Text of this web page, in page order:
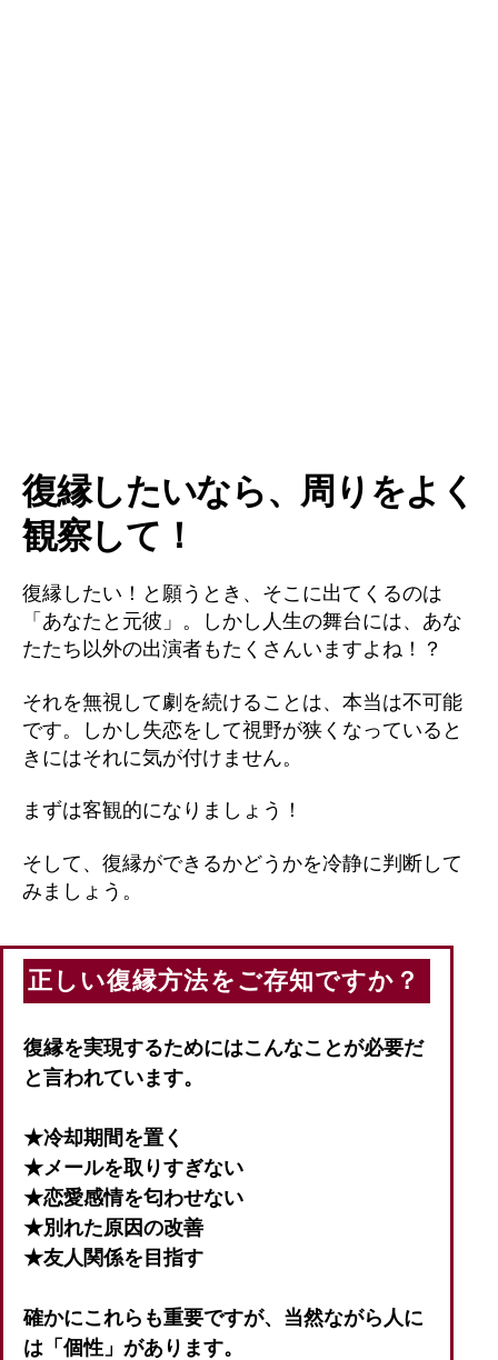
復縁したいなら、周りをよく
観察して！
復縁したい！と願うとき、そこに出てくるのは
「あなたと元彼」。しかし人生の舞台には、あな
たたち以外の出演者もたくさんいますよね！？
それを無視して劇を続けることは、本当は不可能
です。しかし失恋をして視野が狭くなっていると
きにはそれに気が付けません。
まずは客観的になりましょう！
そして、復縁ができるかどうかを冷静に判断して
みましょう。
正しい復縁方法をご存知ですか？
復縁を実現するためにはこんなことが必要だ
と言われています。
★冷却期間を置く
★メールを取りすぎない
★恋愛感情を匂わせない
★別れた原因の改善
★友人関係を目指す
確かにこれらも重要ですが、当然ながら人に
は「個性」があります。